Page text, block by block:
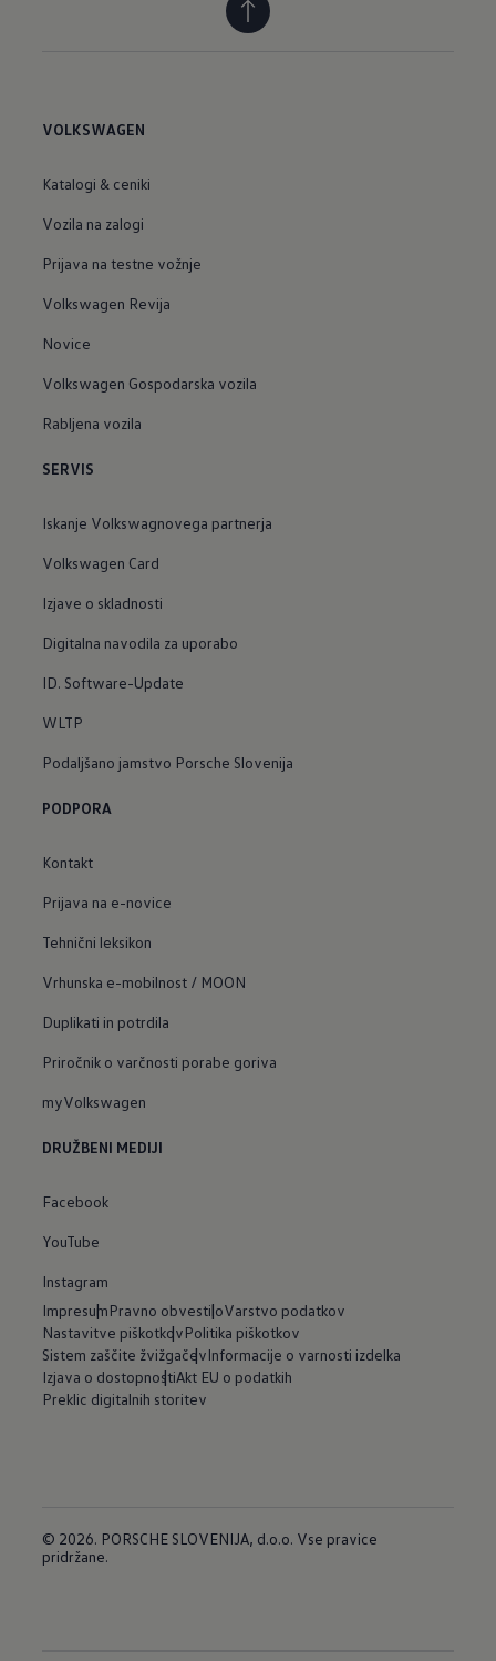
VOLKSWAGEN
Katalogi & ceniki
Vozila na zalogi
Prijava na testne vožnje
Volkswagen Revija
Novice
Volkswagen Gospodarska vozila
Rabljena vozila
SERVIS
Iskanje Volkswagnovega partnerja
Volkswagen Card
Izjave o skladnosti
Digitalna navodila za uporabo
ID. Software-Update
WLTP
Podaljšano jamstvo Porsche Slovenija
PODPORA
Kontakt
Prijava na e-novice
Tehnični leksikon
Vrhunska e-mobilnost / MOON
Duplikati in potrdila
Priročnik o varčnosti porabe goriva
myVolkswagen
DRUŽBENI MEDIJI
Facebook
YouTube
Instagram
ImpresumPravno obvestiloVarstvo podatkov
Nastavitve piškotkovPolitika piškotkov
Sistem zaščite žvižgačevInformacije o varnosti izdelka
Izjava o dostopnostiAkt EU o podatkih
Preklic digitalnih storitev
© 2026. PORSCHE SLOVENIJA, d.o.o. Vse pravice
pridržane.